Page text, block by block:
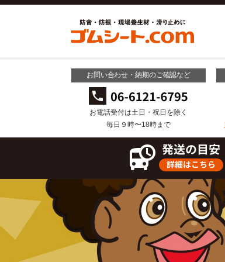
お問い合わせ・納期のご確認など
お電話受付は土日・祝日を除く
毎日９時〜18時まで